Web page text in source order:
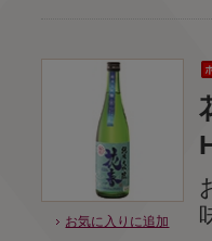
お気に入りに追加